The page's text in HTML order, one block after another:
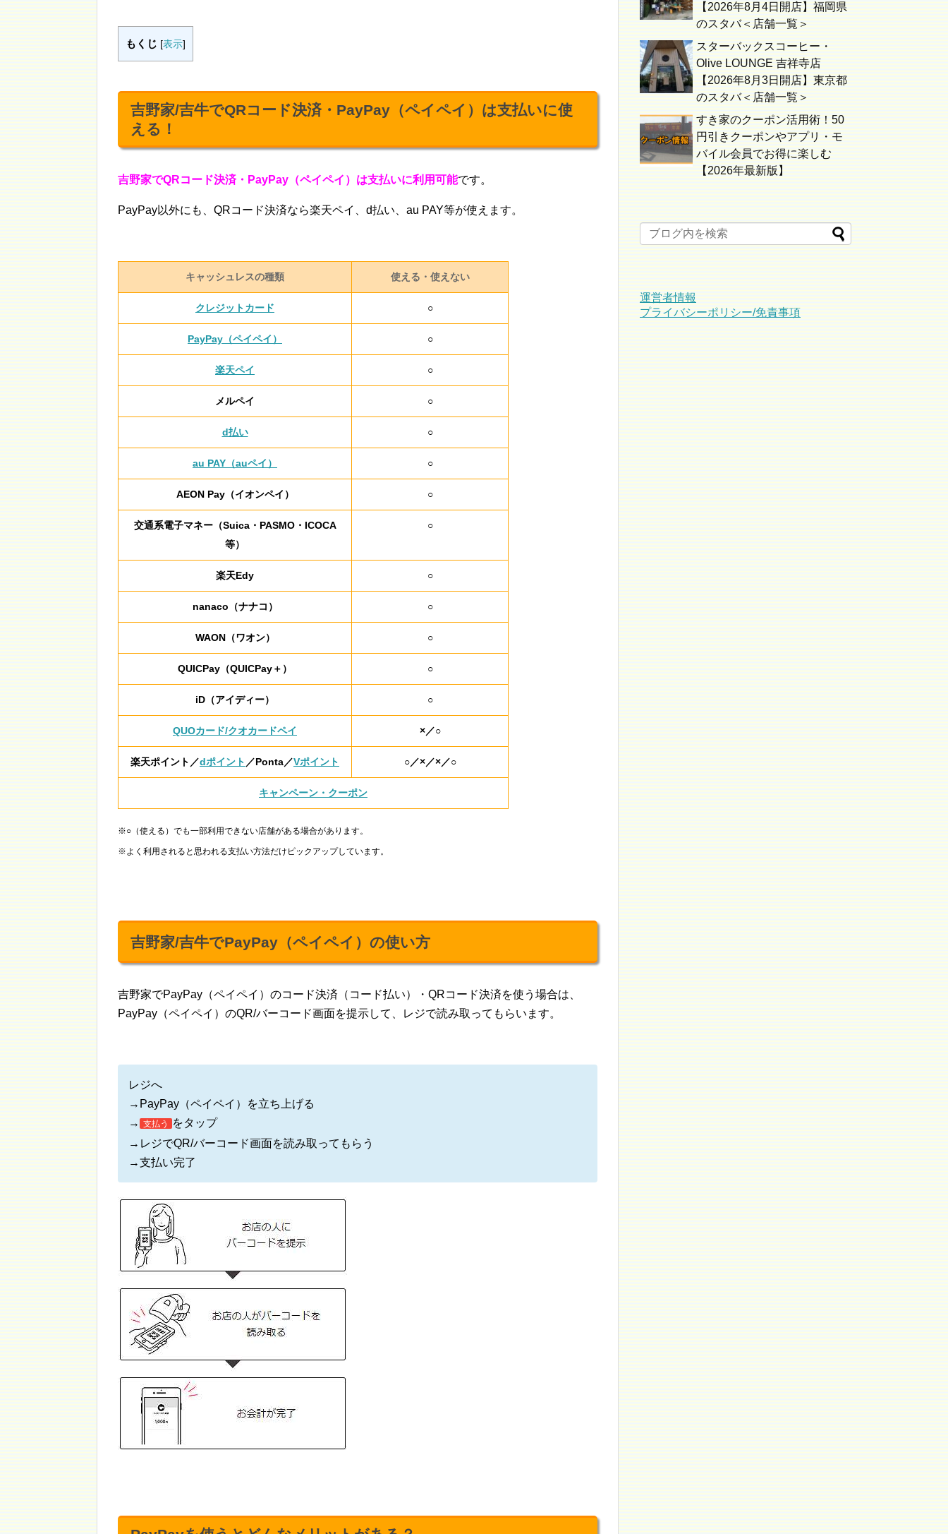
もくじ [表示]
吉野家/吉牛でQRコード決済・PayPay（ペイペイ）は支払いに使
える！
吉野家でQRコード決済・PayPay（ペイペイ）は支払いに利用可能です。
PayPay以外にも、QRコード決済なら楽天ペイ、d払い、au PAY等が使えます。
キャッシュレスの種類 使える・使えない
クレジットカード ○
PayPay（ペイペイ） ○
楽天ペイ ○
メルペイ ○
d払い ○
au PAY（auペイ） ○
AEON Pay（イオンペイ） ○
交通系電子マネー（Suica・PASMO・ICOCA
等）
○
楽天Edy ○
nanaco（ナナコ） ○
WAON（ワオン） ○
QUICPay（QUICPay＋） ○
iD（アイディー） ○
QUOカード/クオカードペイ ×／○
楽天ポイント／dポイント ／Ponta／Vポイント ○／×／×／○
キャンペーン・クーポン
※○（使える）でも一部利用できない店舗がある場合があります。
※よく利用されると思われる支払い方法だけピックアップしています。
吉野家/吉牛でPayPay（ペイペイ）の使い方
吉野家でPayPay（ペイペイ）のコード決済（コード払い）・QRコード決済を使う場合は、
PayPay（ペイペイ）のQR/バーコード画面を提示して、レジで読み取ってもらいます。
レジへ
→PayPay（ペイペイ）を立ち上げる
→ 支払う
をタップ
→レジでQR/バーコード画面を読み取ってもらう
→支払い完了
【2026年8月4日開店】福岡県
のスタバ＜店舗一覧＞
スターバックスコーヒー・
Olive LOUNGE 吉祥寺店
【2026年8月3日開店】東京都
のスタバ＜店舗一覧＞
すき家のクーポン活用術！50
円引きクーポンやアプリ・モ
バイル会員でお得に楽しむ
【2026年最新版】
運営者情報
プライバシーポリシー/免責事項